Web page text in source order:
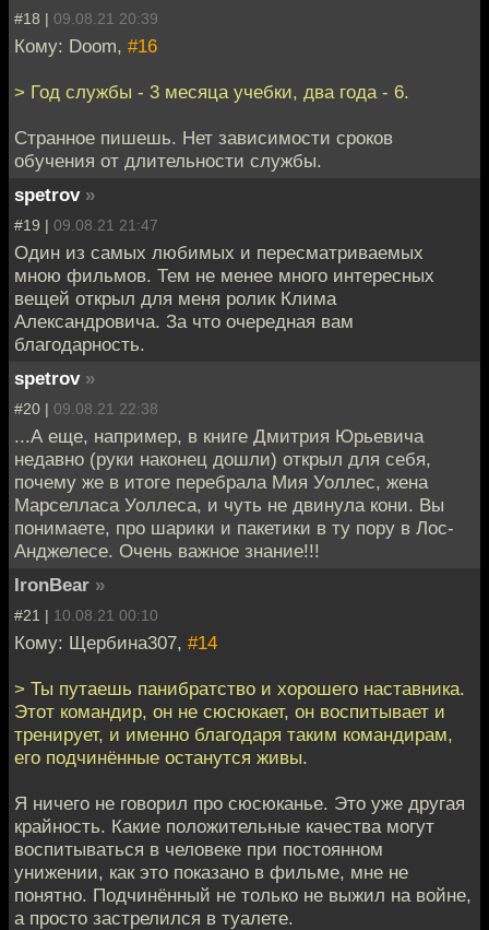
#18 | 09.08.21 20:39
Кому: Doom, #16
> Год службы - 3 месяца учебки, два года - 6.
Странное пишешь. Нет зависимости сроков
обучения от длительности службы.
spetrov »
#19 | 09.08.21 21:47
Один из самых любимых и пересматриваемых
мною фильмов. Тем не менее много интересных
вещей открыл для меня ролик Клима
Александровича. За что очередная вам
благодарность.
spetrov »
#20 | 09.08.21 22:38
...А еще, например, в книге Дмитрия Юрьевича
недавно (руки наконец дошли) открыл для себя,
почему же в итоге перебрала Мия Уоллес, жена
Марселласа Уоллеса, и чуть не двинула кони. Вы
понимаете, про шарики и пакетики в ту пору в Лос-
Анджелесе. Очень важное знание!!!
IronBear »
#21 | 10.08.21 00:10
Кому: Щербина307, #14
> Ты путаешь панибратство и хорошего наставника.
Этот командир, он не сюсюкает, он воспитывает и
тренирует, и именно благодаря таким командирам,
его подчинённые останутся живы.
Я ничего не говорил про сюсюканье. Это уже другая
крайность. Какие положительные качества могут
воспитываться в человеке при постоянном
унижении, как это показано в фильме, мне не
понятно. Подчинённый не только не выжил на войне,
а просто застрелился в туалете.